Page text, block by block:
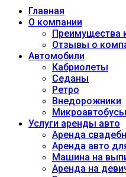
Главная
О компании
Преимущества
Отзывы о
Автомобили
Кабриолеты
Седаны
Ретро
Внедорожники
Микроавтобусы
Услуги аренды авто
Аренда
Аренда авто
Машина на
Аренда на